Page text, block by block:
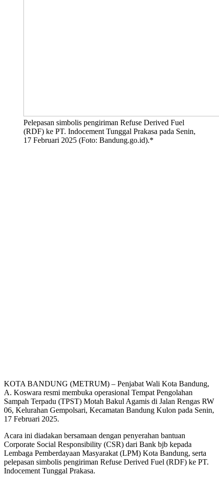
Pelepasan simbolis pengiriman Refuse Derived Fuel
(RDF) ke PT. Indocement Tunggal Prakasa pada Senin,
17 Februari 2025 (Foto: Bandung.go.id).*
KOTA BANDUNG (METRUM) – Penjabat Wali Kota Bandung,
A. Koswara resmi membuka operasional Tempat Pengolahan
Sampah Terpadu (TPST) Motah Bakul Agamis di Jalan Rengas RW
06, Kelurahan Gempolsari, Kecamatan Bandung Kulon pada Senin,
17 Februari 2025.
Acara ini diadakan bersamaan dengan penyerahan bantuan
Corporate Social Responsibility (CSR) dari Bank bjb kepada
Lembaga Pemberdayaan Masyarakat (LPM) Kota Bandung, serta
pelepasan simbolis pengiriman Refuse Derived Fuel (RDF) ke PT.
Indocement Tunggal Prakasa.